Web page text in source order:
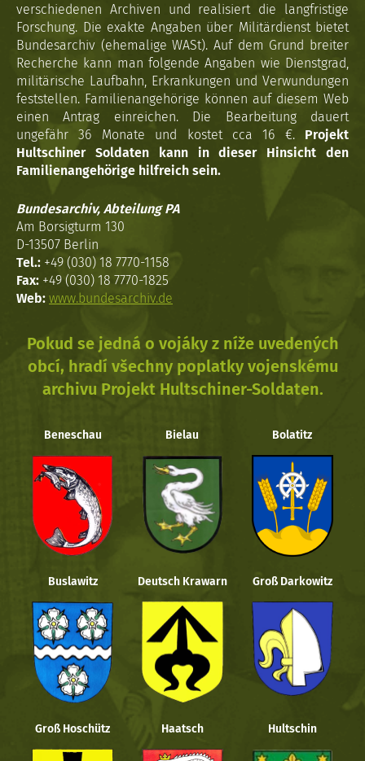
verschiedenen Archiven und realisiert die langfristige
Forschung. Die exakte Angaben über Militärdienst bietet
Bundesarchiv (ehemalige WASt). Auf dem Grund breiter
Recherche kann man folgende Angaben wie Dienstgrad,
militärische Laufbahn, Erkrankungen und Verwundungen
feststellen. Familienangehörige können auf diesem Web
einen Antrag einreichen. Die Bearbeitung dauert
ungefähr 36 Monate und kostet cca 16 €. Projekt
Hultschiner Soldaten kann in dieser Hinsicht den
Familienangehörige hilfreich sein.
Bundesarchiv, Abteilung PA
Am Borsigturm 130
D-13507 Berlin
Tel.: +49 (030) 18 7770-1158
Fax: +49 (030) 18 7770-1825
Web: www.bundesarchiv.de
Pokud se jedná o vojáky z níže uvedených
obcí, hradí všechny poplatky vojenskému
archivu Projekt Hultschiner-Soldaten.
Beneschau Bielau Bolatitz
Buslawitz Deutsch Krawarn Groß Darkowitz
Groß Hoschütz Haatsch Hultschin